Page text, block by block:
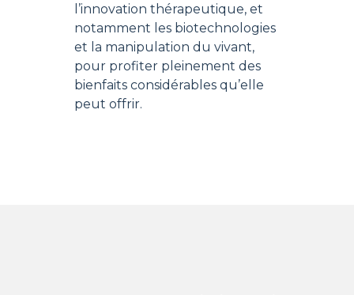
l’innovation thérapeutique, et
notamment les biotechnologies
et la manipulation du vivant,
pour profiter pleinement des
bienfaits considérables qu’elle
peut offrir.